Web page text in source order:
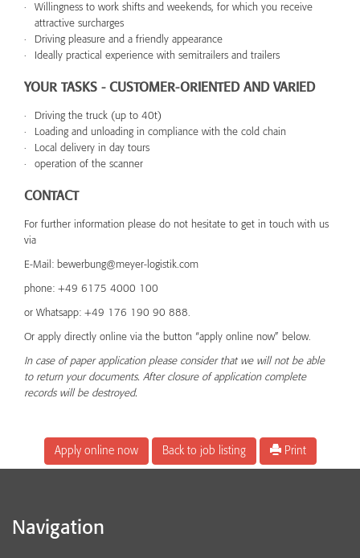
Willingness to work shifts and weekends, for which you receive
attractive surcharges
Driving pleasure and a friendly appearance
Ideally practical experience with semitrailers and trailers
YOUR TASKS - CUSTOMER-ORIENTED AND VARIED
Driving the truck (up to 40t)
Loading and unloading in compliance with the cold chain
Local delivery in day tours
operation of the scanner
CONTACT
For further information please do not hesitate to get in touch with us
via
E-Mail: bewerbung@meyer-logistik.com
phone: +49 6175 4000 100
or Whatsapp: +49 176 190 90 888.
Or apply directly online via the button “apply online now” below.
In case of paper application please consider that we will not be able
to return your documents. After closure of application complete
records will be destroyed.
Apply online now Back to job listing Print
Navigation